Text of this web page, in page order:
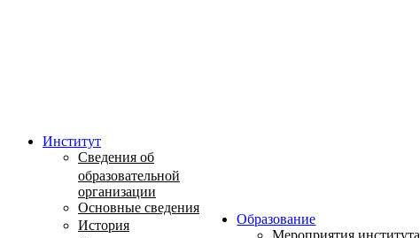
Институт
Сведения об
образовательной
организации
Основные сведения
История
Образование